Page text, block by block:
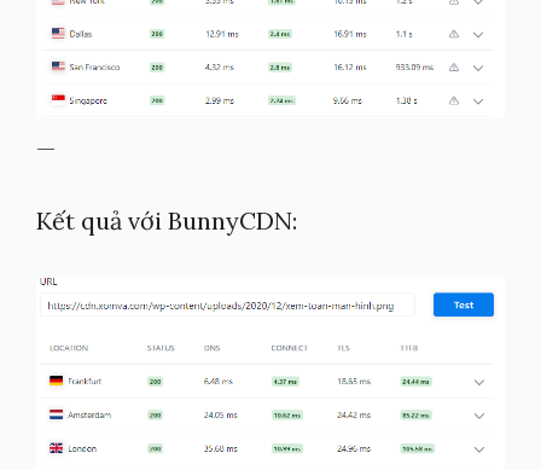
—
Kết quả với BunnyCDN: